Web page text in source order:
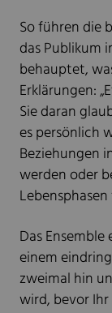
So führen die
das Publikum
behauptet,
Erklärungen:
Sie daran
es persönlich
Beziehungen
werden oder
Das
einem
zweimal hin
wird, bevor